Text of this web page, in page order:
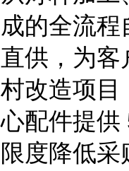
成的全流
直供，为客
村改造项目
心配件提供
限度降低